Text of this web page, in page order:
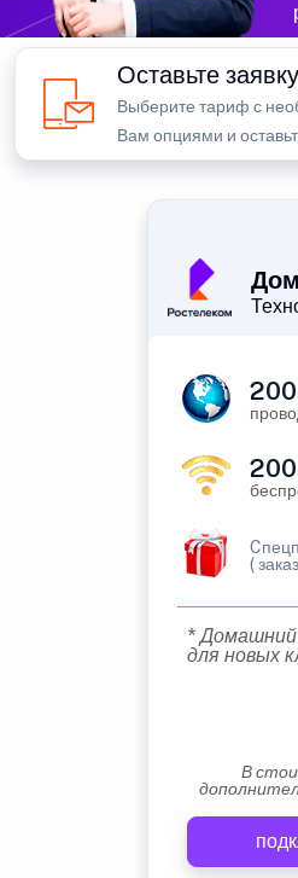
Оставьте заявку
Выберите тариф с
Вам опциями и
200
200
(
*
для новых
В